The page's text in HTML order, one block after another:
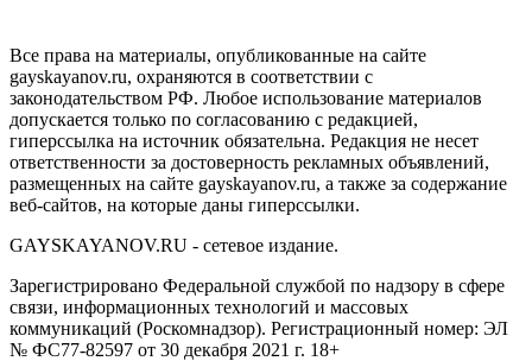
Все права на материалы, опубликованные на сайте
gayskayanov.ru, охраняются в соответствии с
законодательством РФ. Любое использование материалов
допускается только по согласованию с редакцией,
гиперссылка на источник обязательна. Редакция не несет
ответственности за достоверность рекламных объявлений,
размещенных на сайте gayskayanov.ru, а также за содержание
веб-сайтов, на которые даны гиперссылки.
GAYSKAYANOV.RU - сетевое издание.
Зарегистрировано Федеральной службой по надзору в сфере
связи, информационных технологий и массовых
коммуникаций (Роскомнадзор). Регистрационный номер: ЭЛ
№ ФС77-82597 от 30 декабря 2021 г. 18+